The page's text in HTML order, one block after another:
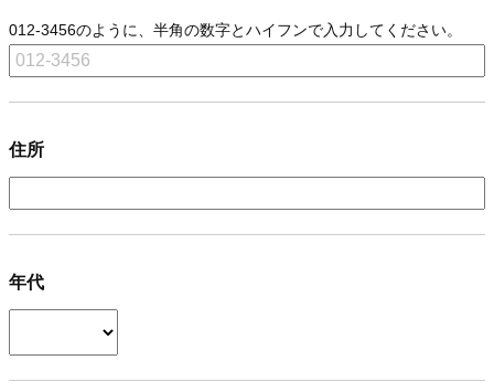
012-3456のように、半角の数字とハイフンで入力してください。
住所
年代